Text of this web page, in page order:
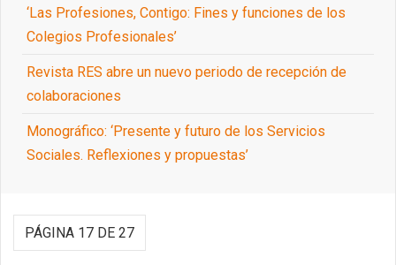
‘Las Profesiones, Contigo: Fines y funciones de los
Colegios Profesionales’
Revista RES abre un nuevo periodo de recepción de
colaboraciones
Monográfico: ‘Presente y futuro de los Servicios
Sociales. Reflexiones y propuestas’
PÁGINA 17 DE 27